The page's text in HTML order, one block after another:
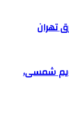
تهران
شمسی،